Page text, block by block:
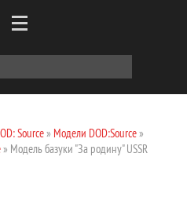
Source» Модели DOD:Source»
» Модель базуки "За родину" USSR